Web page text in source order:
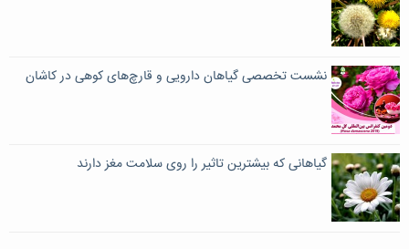
نشست تخصصی گیاهان دارویی و قارچ‌های کوهی در کاشان
گیاهانی که بیشترین تاثیر را روی سلامت مغز دارند